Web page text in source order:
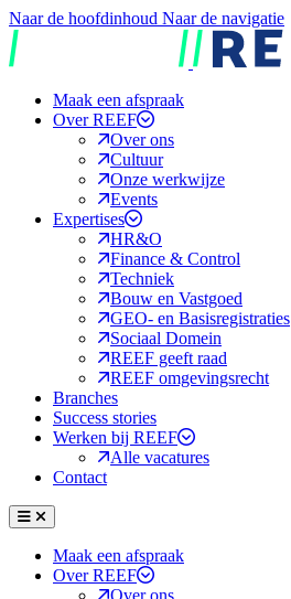
Naar de hoofdinhoud Naar de navigatie
Maak een afspraak
Over REEF
Over ons
Cultuur
Onze werkwijze
Events
Expertises
HR&O
Finance & Control
Techniek
Bouw en Vastgoed
GEO- en Basisregistraties
Sociaal Domein
REEF geeft raad
REEF omgevingsrecht
Branches
Success stories
Werken bij REEF
Alle vacatures
Contact
Menu
Sluiten
Maak een afspraak
Over REEF
Over ons